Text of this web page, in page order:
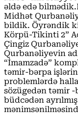
əldə edə
Midhət
bildik. Öyrəndik
Körpü-Tikinti 2”
Çingiz
Qurbanəliyevin
“İmamzadə”
təmir-bərpa
problemlərdə
sözügedən təmir -
büdcədən